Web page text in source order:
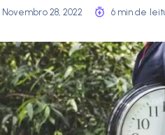
Novembro 28, 2022 6 min de